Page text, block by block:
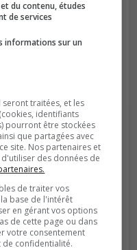
à monter dans le
de joueurs
du contenu, études
de services
informations sur un
traitées, et les
identifiants
pourront être stockées
que partagées avec
site. Nos partenaires et
des données de
de traiter vos
base de l'intérêt
en gérant vos options
de cette page ou dans
votre consentement
de confidentialité.